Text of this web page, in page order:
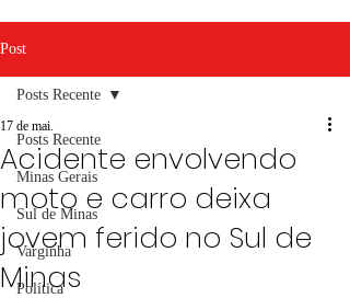
Post
Posts Recente
Minas Gerais
Sul de Minas
Varginha
Política
Posts Recente
Acidente envolvendo
moto e carro deixa
jovem ferido no Sul de
Minas
17 de mai.